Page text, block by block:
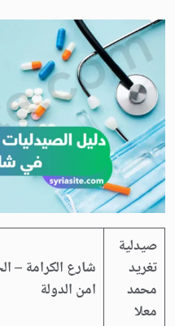
صيدلية
تغريد
محمد
معلا
شارع الكرامة –
امن الدولة